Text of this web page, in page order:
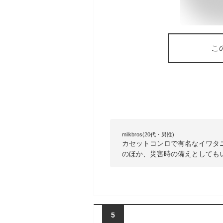
こ
milkbros(20代・男性)
カセットコンロで有名なイワ
のほか、災害時の備えとして
5